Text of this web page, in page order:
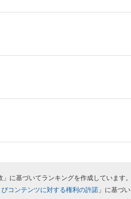
に基づいてランキングを作成しています。
コンテンツに対する権利の許諾 」に基づい